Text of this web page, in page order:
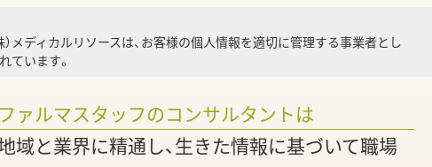
メディカルリソースは、お客様の個人情報を適切に管理する事業者とし
ています。
ファルマスタッフのコンサルタントは
域と業界に精通し、生きた情報に基づいて職場